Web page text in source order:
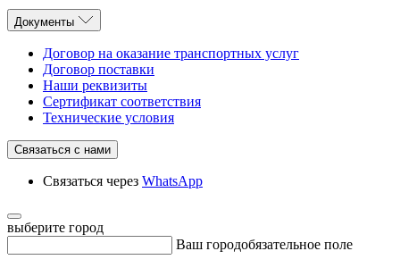
Документы
Договор на оказание транспортных услуг
Договор поставки
Наши реквизиты
Сертификат соответствия
Технические условия
Связаться с нами
Связаться через WhatsApp
выберите город
Ваш городобязательное поле